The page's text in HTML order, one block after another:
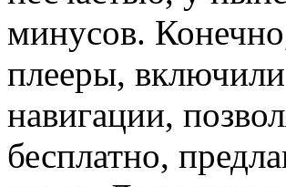
минусов.
плееры,
навигации,
бесплатно,